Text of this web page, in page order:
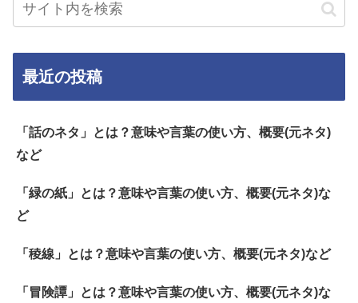
最近の投稿
「話のネタ」とは？意味や言葉の使い方、概要(元ネタ)
など
「緑の紙」とは？意味や言葉の使い方、概要(元ネタ)な
ど
「稜線」とは？意味や言葉の使い方、概要(元ネタ)など
「冒険譚」とは？意味や言葉の使い方、概要(元ネタ)な